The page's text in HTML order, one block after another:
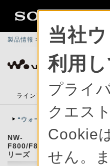
製品情報 > 総合サポート > ポー
ポ
ラインアップ アクセサリー
“ウォークマン”サポートトップ
NW-
F800/F800K/F800BTシ
リーズ
当社
利用
プライ
クエス
Cookie
せん。